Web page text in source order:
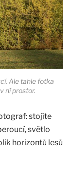
Ale tahle fotka
ní prostor.
stojíte
světlo
horizontů lesů